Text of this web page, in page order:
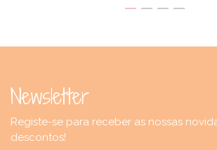
Newsletter
Registe-se para receber as nossas
descontos!